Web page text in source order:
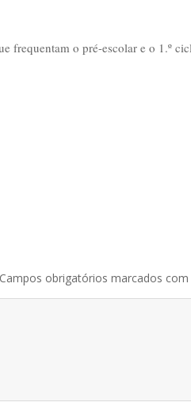
frequentam o pré-escolar e o 1.º
Campos obrigatórios marcados